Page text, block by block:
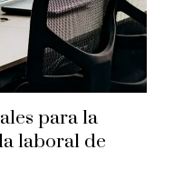
para la
laboral de